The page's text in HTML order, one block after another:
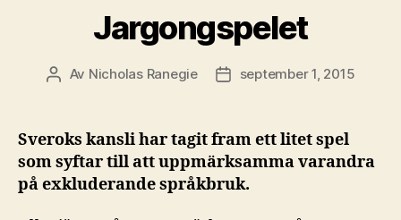
Jargongspelet
Inläggsförfattare
Av Nicholas Ranegie Inläggsdatum
september 1, 2015
Sveroks kansli har tagit fram ett litet spel
som syftar till att uppmärksamma varandra
på exkluderande språkbruk.